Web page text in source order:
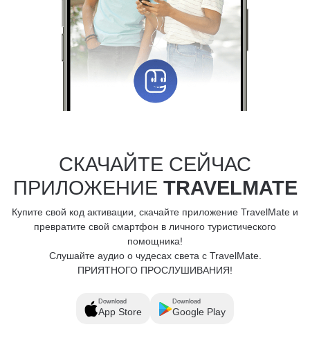
СКАЧАЙТЕ СЕЙЧАС
ПРИЛОЖЕНИЕ TRAVELMATE
Купите свой код активации, скачайте приложение TravelMate и
превратите свой смартфон в личного туристического
помощника!
Слушайте аудио о чудесах света с TravelMate.
ПРИЯТНОГО ПРОСЛУШИВАНИЯ!
Download
App Store
Download
Google Play